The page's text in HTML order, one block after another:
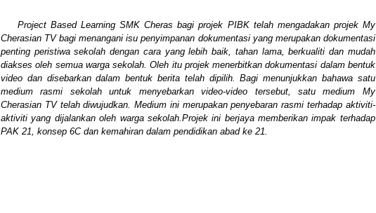
Project Based Learning SMK Cheras bagi projek PIBK telah mengadakan projek My
Cherasian TV bagi menangani isu penyimpanan dokumentasi yang merupakan dokumentasi
penting peristiwa sekolah dengan cara yang lebih baik, tahan lama, berkualiti dan mudah
diakses oleh semua warga sekolah. Oleh itu projek menerbitkan dokumentasi dalam bentuk
video dan disebarkan dalam bentuk berita telah dipilih. Bagi menunjukkan bahawa satu
medium rasmi sekolah untuk menyebarkan video-video
tersebut, satu medium My
Cherasian TV telah diwujudkan. Medium ini merupakan penyebaran rasmi terhadap aktiviti-
aktiviti yang dijalankan oleh warga sekolah.Projek ini berjaya memberikan impak terhadap
PAK 21, konsep 6C dan kemahiran dalam pendidikan abad ke 21.